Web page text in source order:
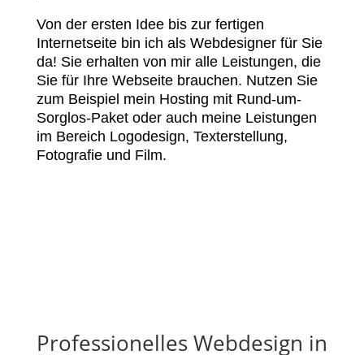
Von der ersten Idee bis zur fertigen
Internetseite bin ich als Webdesigner für Sie
da! Sie erhalten von mir alle Leistungen, die
Sie für Ihre Webseite brauchen. Nutzen Sie
zum Beispiel mein Hosting mit Rund-um-
Sorglos-Paket oder auch meine Leistungen
im Bereich Logodesign, Texterstellung,
Fotografie und Film.
Professionelles Webdesign in